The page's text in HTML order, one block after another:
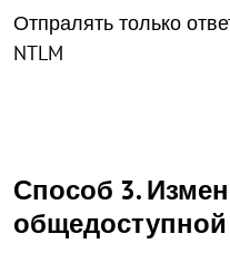
Отпралять только
NTLM
Способ 3.